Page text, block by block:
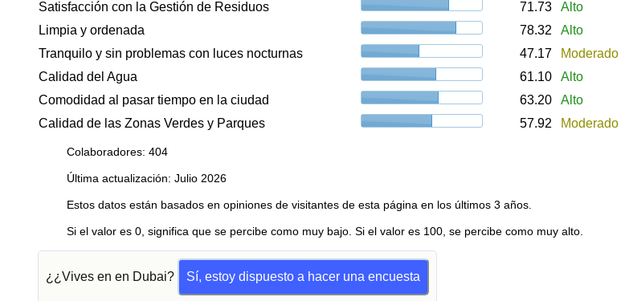
Satisfacción con la Gestión de Residuos
71.73
Alto
Limpia y ordenada
78.32
Alto
Tranquilo y sin problemas con luces nocturnas
47.17
Moderado
Calidad del Agua
61.10
Alto
Comodidad al pasar tiempo en la ciudad
63.20
Alto
Calidad de las Zonas Verdes y Parques
57.92 Moderado
Colaboradores: 404
Última actualización: Julio 2026
Estos datos están basados en opiniones de visitantes de esta página en los últimos 3 años.
Si el valor es 0, significa que se percibe como muy bajo. Si el valor es 100, se percibe como muy alto.
¿¿Vives en en Dubai? Sí, estoy dispuesto a hacer una encuesta